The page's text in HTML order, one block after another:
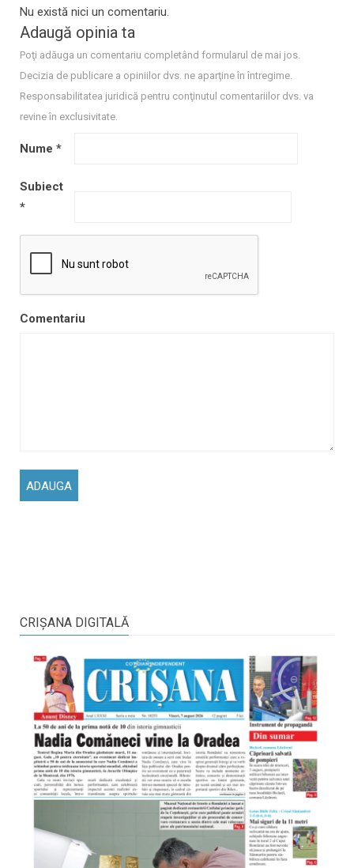
Nu există nici un comentariu.
Adaugă opinia ta
Poţi adăuga un comentariu completând formularul de mai jos.
Decizia de publicare a opiniilor dvs. ne aparţine în întregime.
Responsabilitatea juridică pentru conţinutul comentariilor dvs. va
revine în exclusivitate.
Nume *
Subiect
*
Comentariu
CRIŞANA DIGITALĂ